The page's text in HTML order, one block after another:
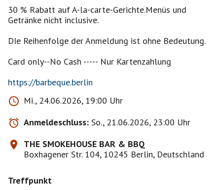
30 % Rabatt auf A-la-carte-Gerichte.Menüs und
Getränke nicht inclusive.
DIe Reihenfolge der Anmeldung ist ohne Bedeutung.
Card only--No Cash ----- Nur Kartenzahlung
https://barbeque.berlin
Mi., 24.06.2026, 19:00 Uhr
Anmeldeschluss: So., 21.06.2026, 23:00 Uhr
THE SMOKEHOUSE BAR & BBQ
Boxhagener Str. 104, 10245 Berlin, Deutschland
Treffpunkt